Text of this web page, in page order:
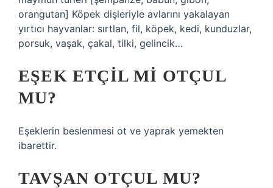
orangutan] Köpek dişleriyle avlarını yakalayan
yırtıcı hayvanlar: sırtlan, fil, köpek, kedi, kunduzlar,
porsuk, vaşak, çakal, tilki, gelincik…
EŞEK ETÇIL MI OTÇUL
MU?
Eşeklerin beslenmesi ot ve yaprak yemekten
ibarettir.
TAVŞAN OTÇUL MU?